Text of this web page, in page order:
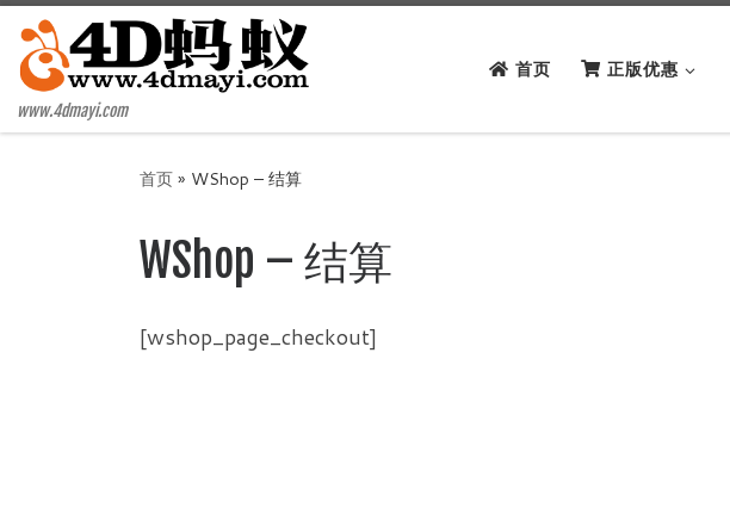
Skip to content
www.4dmayi.com
首页 正版优惠
首页» WShop – 结算
WShop – 结算
[wshop_page_checkout]